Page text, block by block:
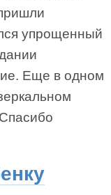
упрощенный
Еще в одном